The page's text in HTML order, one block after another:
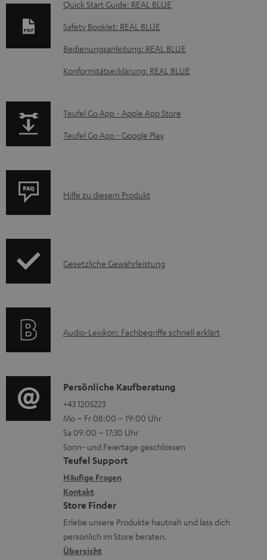
u
m
e
t
z
H
n
l
e
n
Quick Start Guide: REAL BLUE
Safety Booklet: REAL BLUE
Bedienungsanleitung: REAL BLUE
Konformitätserklärung: REAL BLUE
p
a
p
d
.
p
p
o
r
t
.
l
i
n
k
Teufel Go App - Apple App Store
Teufel Go App - Google Play
P
u
A
Hilfe zu diesem Produkt
I
r
t
i
o
n
e
n
z
r
G
Gesetzliche Gewährleistung
A
i
o
-
L
e
x
i
k
o
n
Audio-Lexikon: Fachbegriffe schnell erklärt
K
o
n
t
a
k
t
d
a
t
Persönliche Kaufberatung
+43 1205223
Mo – Fr 08:00 – 19:00 Uhr
Sa 09:00 – 17:30 Uhr
Sonn- und Feiertage geschlossen
Teufel Support
Häufige Fragen
Kontakt
Store Finder
Erlebe unsere Produkte hautnah und lass dich
persönlich im Store beraten.
Übersicht